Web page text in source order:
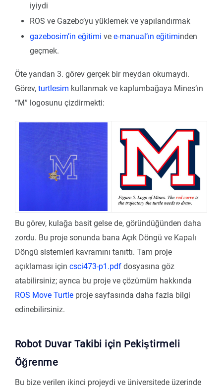
iyiydi
ROS ve Gazebo’yu yüklemek ve yapılandırmak
gazebosim’in eğitimi ve e-manual’ın eğitiminden
geçmek.
Öte yandan 3. görev gerçek bir meydan okumaydı.
Görev, turtlesim kullanmak ve kaplumbağaya Mines’ın
“M” logosunu çizdirmekti:
Bu görev, kulağa basit gelse de, göründüğünden daha
zordu. Bu proje sonunda bana Açık Döngü ve Kapalı
Döngü sistemleri kavramını tanıttı. Tam proje
açıklaması için csci473-p1.pdf dosyasına göz
atabilirsiniz; ayrıca bu proje ve çözümüm hakkında
ROS Move Turtle proje sayfasında daha fazla bilgi
edinebilirsiniz.
Robot Duvar Takibi için Pekiştirmeli
Öğrenme
Bu bize verilen ikinci projeydi ve üniversitede üzerinde